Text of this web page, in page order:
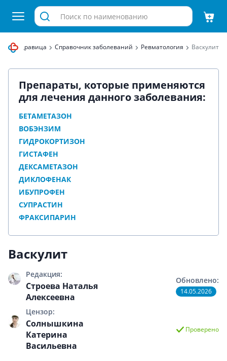
Здравица Справочник заболеваний Ревматология Васкулит
Препараты, которые применяются
для лечения данного заболевания:
БЕТАМЕТАЗОН
ВОБЭНЗИМ
ГИДРОКОРТИЗОН
ГИСТАФЕН
ДЕКСАМЕТАЗОН
ДИКЛОФЕНАК
ИБУПРОФЕН
СУПРАСТИН
ФРАКСИПАРИН
Васкулит
Редакция:
Строева Наталья
Алексеевна
Цензор:
Солнышкина
Катерина
Васильевна
Обновлено:
14.05.2026
Проверено